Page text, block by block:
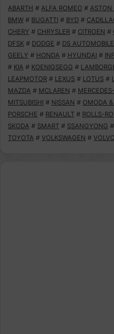
ABARTH # ALFA ROMEO # ASTON
BMW # BUGATTI # BYD #
CHERY # CHRYSLER # CITROEN #
DFSK # DODGE # DS
GEELY # HONDA # HYUNDAI #
# KIA # KOENIGSEGG #
LEAPMOTOR # LEXUS # LOTUS #
MAZDA # MCLAREN #
MITSUBISHI # NISSAN # OMODA
PORSCHE # RENAULT # ROLLS-
SKODA # SMART # SSANGYONG #
TOYOTA # VOLKSWAGEN # VOLVO